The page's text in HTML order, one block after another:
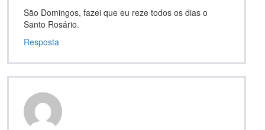
São Domingos, fazei que eu reze todos os dias o
Santo Rosário.
Resposta